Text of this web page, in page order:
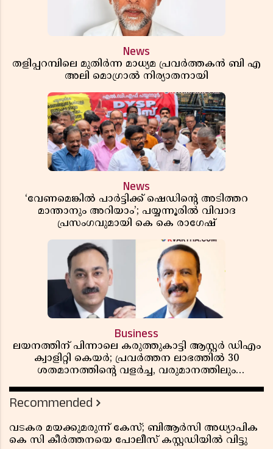
News
തളിപ്പറമ്പിലെ മുതിർന്ന മാധ്യമ പ്രവർത്തകൻ ബി എ
അലി മൊഗ്രാൽ നിര്യാതനായി
News
‘വേണമെങ്കിൽ പാർട്ടിക്ക് ഷെഡിൻ്റെ അടിത്തറ
മാന്താനും അറിയാം’; പയ്യന്നൂരിൽ വിവാദ
പ്രസംഗവുമായി കെ കെ രാഗേഷ്
Business
ലയനത്തിന് പിന്നാലെ കരുത്തുകാട്ടി ആസ്റ്റർ ഡിഎം
ക്വാളിറ്റി കെയർ; പ്രവർത്തന ലാഭത്തിൽ 30
ശതമാനത്തിൻ്റെ വളർച്ച, വരുമാനത്തിലും
റിപ്പോർട്ട് പുറത്ത്
Recommended
വടകര മയക്കുമരുന്ന് കേസ്; ബിആർസി അധ്യാപിക
കെ സി കീർത്തനയെ പോലീസ് കസ്റ്റഡിയിൽ വിട്ടു